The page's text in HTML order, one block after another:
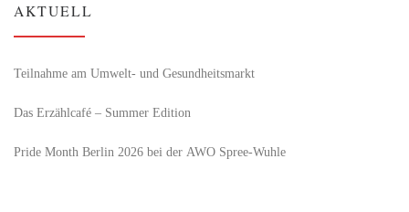
AKTUELL
Teilnahme am Umwelt- und Gesundheitsmarkt
Das Erzählcafé – Summer Edition
Pride Month Berlin 2026 bei der AWO Spree-Wuhle